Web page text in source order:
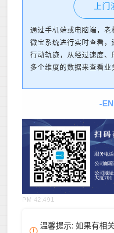
上门
通过手机端或电脑端，
微宝系统进行实时查看
行动轨迹，从经过速度
多个维度的数据来查看业
-
PM-42.491
温馨提示: 如果有相